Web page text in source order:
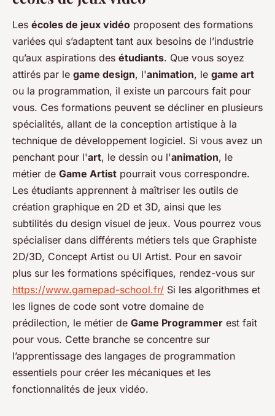
Les écoles de jeux vidéo proposent des formations
variées qui s’adaptent tant aux besoins de l’industrie
qu’aux aspirations des étudiants. Que vous soyez
attirés par le game design, l'animation, le game art
ou la programmation, il existe un parcours fait pour
vous. Ces formations peuvent se décliner en plusieurs
spécialités, allant de la conception artistique à la
technique de développement logiciel. Si vous avez un
penchant pour l'art, le dessin ou l'animation, le
métier de Game Artist pourrait vous correspondre.
Les étudiants apprennent à maîtriser les outils de
création graphique en 2D et 3D, ainsi que les
subtilités du design visuel de jeux. Vous pourrez vous
spécialiser dans différents métiers tels que Graphiste
2D/3D, Concept Artist ou UI Artist. Pour en savoir
plus sur les formations spécifiques, rendez-vous sur
https://www.gamepad-school.fr/ Si les algorithmes et
les lignes de code sont votre domaine de
prédilection, le métier de Game Programmer est fait
pour vous. Cette branche se concentre sur
l’apprentissage des langages de programmation
essentiels pour créer les mécaniques et les
fonctionnalités de jeux vidéo.